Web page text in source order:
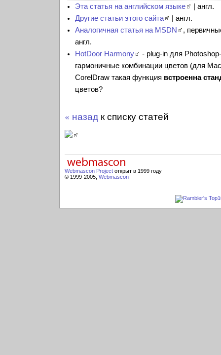
Эта статья на английском языке
| англ.
Другие статьи этого сайта
| англ.
Аналогичная статья на MSDN
,
англ.
HotDoor Harmony
- plug-in для
гармоничные комбинации цветов (для
CorelDraw такая функция встроенна
цветов?
« назад к списку статей
Webmascon Project открыт в 1999 году
© 1999-2005, Webmascon